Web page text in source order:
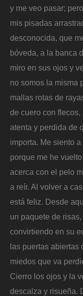
y me veo pasar;
mis pisadas
desconocida, que
bóveda, a la banca
miro en sus ojos y
no somos la misma
mallas rotas de
de cuero con
atenta y perdida de
importa. Me siento
porque me he
acerca con el pelo
a reír. Al volver a
está feliz. Desde
un paquete de
convirtiendo en su
las puertas
miedos que va
Cierro los ojos y la
descalza y risueña.